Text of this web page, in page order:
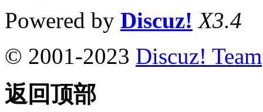
Powered by Discuz! X3.4
© 2001-2023 Discuz! Team
返回顶部